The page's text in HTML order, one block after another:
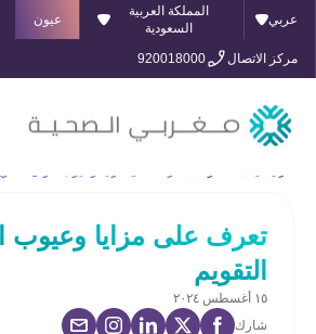
عربي
المملكة العربية
السعودية
عيون
مركز الاتصال
920018000
تعرف على مزايا وعيوب
التقويم
١٥ أغسطس ٢٠٢٤
شارك